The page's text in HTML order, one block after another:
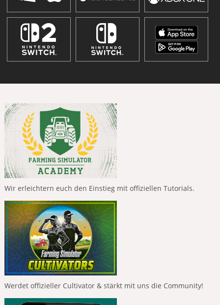
Wir erleichtern euch den Einstieg mit offiziellen Tutorials.
Werdet offizieller Cultivator & stärkt mit uns die Community!